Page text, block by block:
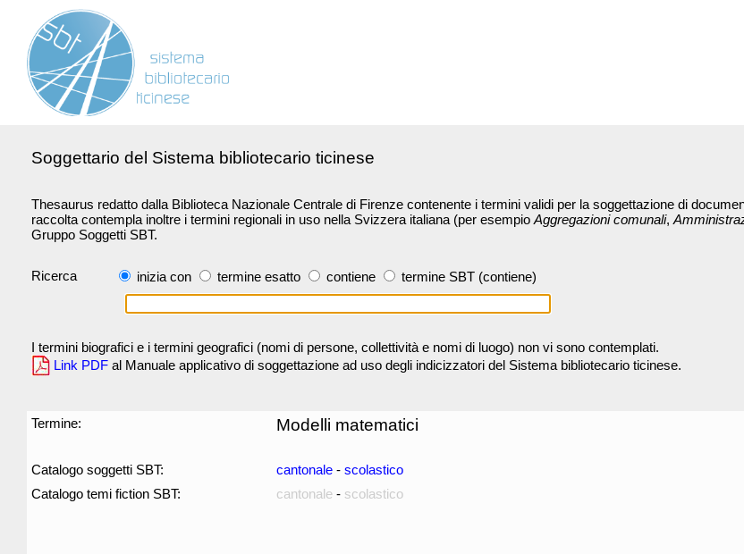
Soggettario del Sistema bibliotecario ticinese
Thesaurus redatto dalla Biblioteca Nazionale Centrale di Firenze contenente i termini validi per la soggettazione di
raccolta contempla inoltre i termini regionali in uso nella Svizzera italiana (per esempio Aggregazioni comunali,
Gruppo Soggetti SBT.
Ricerca inizia con termine esatto contiene termine SBT (contiene)
I termini biografici e i termini geografici (nomi di persone, collettività e nomi di luogo) non vi sono contemplati.
Link PDF al Manuale applicativo di soggettazione ad uso degli indicizzatori del Sistema bibliotecario ticinese.
Termine: Modelli matematici
Catalogo soggetti SBT: cantonale - scolastico
Catalogo temi fiction SBT:
cantonale - scolastico